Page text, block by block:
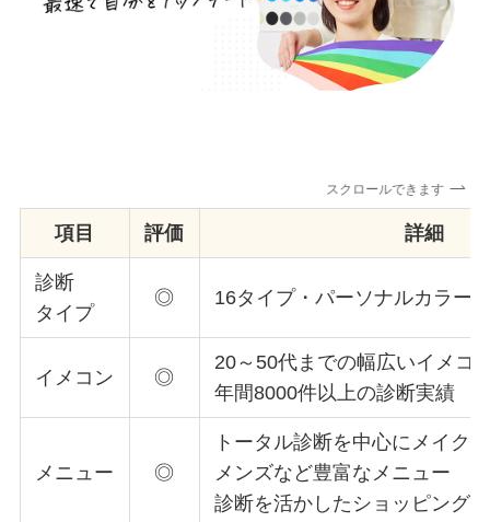
スクロールできます
項目 評価 詳細
診断
タイプ
◎ 16タイプ・パーソナルカラー
イメコン ◎
20～50代までの幅広いイメコ
年間8000件以上の診断実績
メニュー ◎
トータル診断を中心にメイク
メンズなど豊富なメニュー
診断を活かしたショッピング